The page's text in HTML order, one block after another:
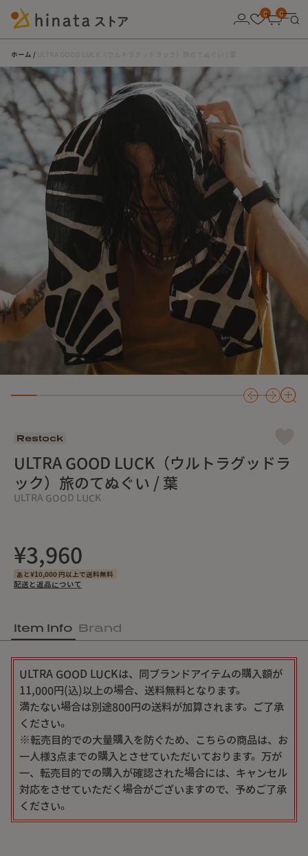
0
0
ホーム
Restock
ULTRA GOOD LUCK（ウルトラグッドラ
ック）旅のてぬぐい / 葉
ULTRA GOOD LUCK
¥3,960
あと¥10,000 円以上で送料無料
配送と返品について
Item Info Brand
ULTRA GOOD LUCKは、同ブランドアイテムの購入額が
11,000円(込)以上の場合、送料無料となります。
満たない場合は別途800円の送料が加算されます。ご了承
ください。
※転売目的での大量購入を防ぐため、こちらの商品は、お
一人様3点までの購入とさせていただいております。万が
一、転売目的での購入が確認された場合には、キャンセル
対応をさせていただく場合がございますので、予めご了承
ください。